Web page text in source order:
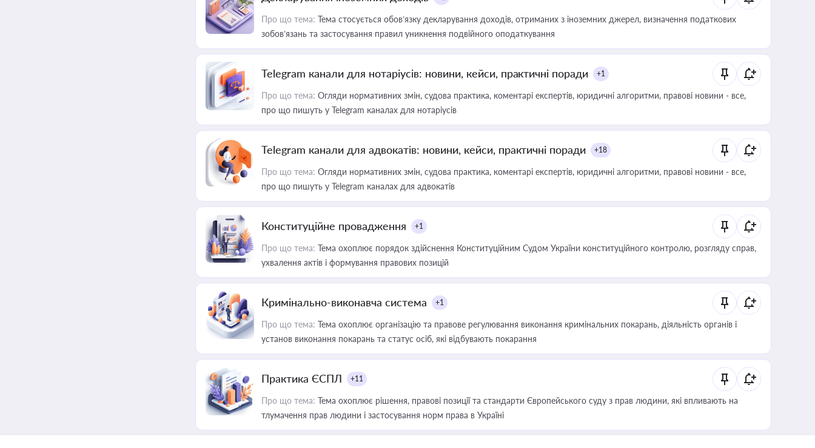
Про що тема: Тема стосується обов’язку декларування доходів, отриманих з іноземних джерел, визначення податкових
зобов’язань та застосування правил уникнення подвійного оподаткування
Telegram канали для нотаріусів: новини, кейси, практичні поради +1
Про що тема: Огляди нормативних змін, судова практика, коментарі експертів, юридичні алгоритми, правові новини - все,
про що пишуть у Telegram каналах для нотаріусів
Telegram канали для адвокатів: новини, кейси, практичні поради +18
Про що тема: Огляди нормативних змін, судова практика, коментарі експертів, юридичні алгоритми, правові новини - все,
про що пишуть у Telegram каналах для адвокатів
Конституційне провадження +1
Про що тема: Тема охоплює порядок здійснення Конституційним Судом України конституційного контролю, розгляду справ,
ухвалення актів і формування правових позицій
Кримінально-виконавча система +1
Про що тема: Тема охоплює організацію та правове регулювання виконання кримінальних покарань, діяльність органів і
установ виконання покарань та статус осіб, які відбувають покарання
Практика ЄСПЛ +11
Про що тема: Тема охоплює рішення, правові позиції та стандарти Європейського суду з прав людини, які впливають на
тлумачення прав людини і застосування норм права в Україні